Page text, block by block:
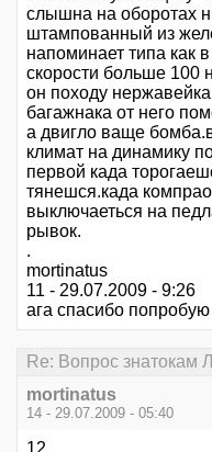
слышна на оборотах
штампованный из
напоминает типа как
скорости больше 100
он походу
багажнака от него
а двигло ваще
климат на динамику
первой када
тянешся.када
выключаеться на
рывок.
.
mortinatus
11 - 29.07.2009 - 9:26
ага спасибо попробую
Re: Вопрос
mortinatus
14 - 29.07.2009 - 05:40